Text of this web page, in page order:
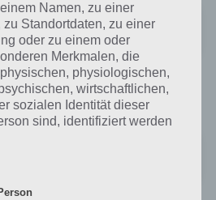
FM Musik & Sport
+
du das TuneIn Radio unter folgendem
Musik & Sport
Namen, zu einer
zu Standortdaten, zu einer
oder zu einem oder
Merkmalen, die
physiologischen,
wirtschaftlichen,
sozialen Identität dieser
sind, identifiziert werden